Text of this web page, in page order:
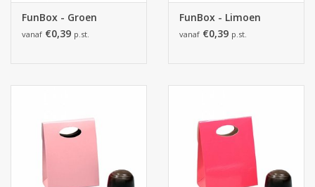
FunBox - Groen
vanaf €0,39 p.st.
FunBox - Limoen
vanaf €0,39 p.st.